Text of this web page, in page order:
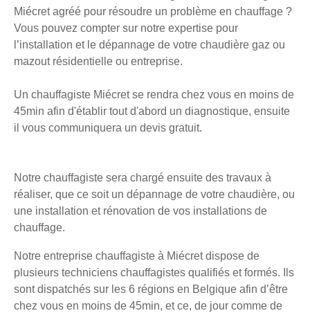
Miécret agréé pour résoudre un problème en chauffage ?
Vous pouvez compter sur notre expertise pour
l’installation et le dépannage de votre chaudière gaz ou
mazout résidentielle ou entreprise.
Un chauffagiste Miécret se rendra chez vous en moins de
45min afin d'établir tout d'abord un diagnostique, ensuite
il vous communiquera un devis gratuit.
Notre chauffagiste sera chargé ensuite des travaux à
réaliser, que ce soit un dépannage de votre chaudière, ou
une installation et rénovation de vos installations de
chauffage.
Notre entreprise chauffagiste à Miécret dispose de
plusieurs techniciens chauffagistes qualifiés et formés. Ils
sont dispatchés sur les 6 régions en Belgique afin d’être
chez vous en moins de 45min, et ce, de jour comme de